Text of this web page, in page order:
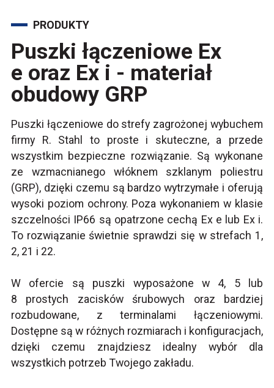
PRODUKTY
Puszki łączeniowe Ex
e oraz Ex i - materiał
obudowy GRP
Puszki łączeniowe do strefy zagrożonej wybuchem
firmy R. Stahl to proste i skuteczne, a przede
wszystkim bezpieczne rozwiązanie. Są wykonane
ze wzmacnianego włóknem szklanym poliestru
(GRP), dzięki czemu są bardzo wytrzymałe i oferują
wysoki poziom ochrony. Poza wykonaniem w klasie
szczelności IP66 są opatrzone cechą Ex e lub Ex i.
To rozwiązanie świetnie sprawdzi się w strefach 1,
2, 21 i 22.
W ofercie są puszki wyposażone w 4, 5 lub
8 prostych zacisków śrubowych oraz bardziej
rozbudowane, z terminalami łączeniowymi.
Dostępne są w różnych rozmiarach i konfiguracjach,
dzięki czemu znajdziesz idealny wybór dla
wszystkich potrzeb Twojego zakładu.